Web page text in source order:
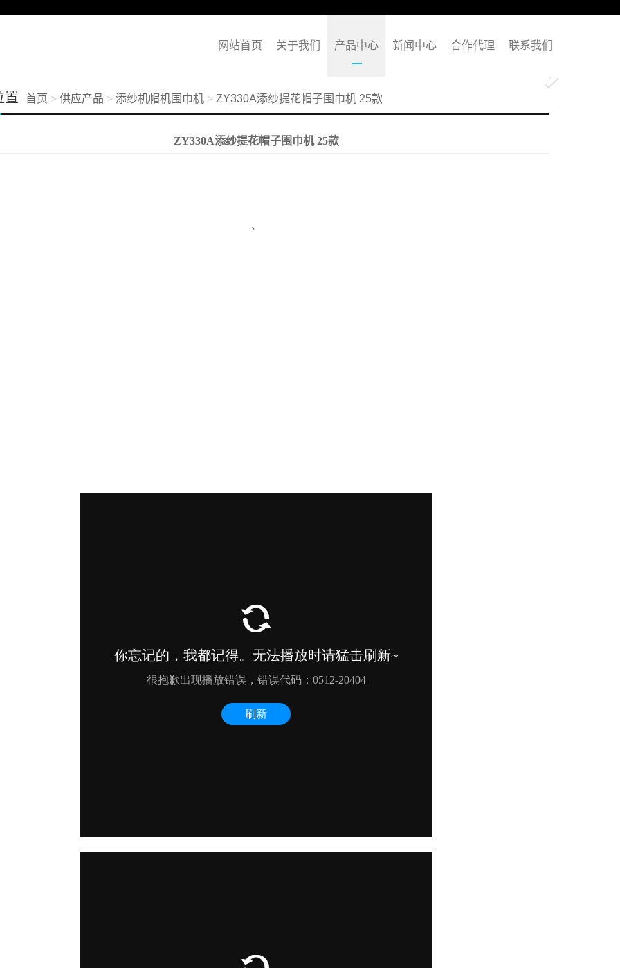
网站首页 关于我们 产品中心 新闻中心 合作代理 联系我们
Next
置 首页 > 供应产品 > 添纱机帽机围巾机> ZY330A添纱提花帽子围巾机 25款
ZY330A添纱提花帽子围巾机 25款
、